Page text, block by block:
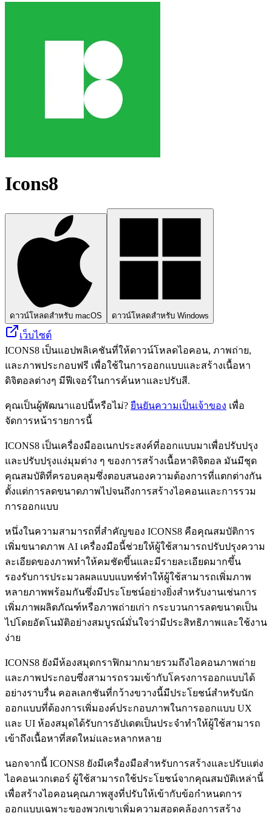
Icons8
ดาวน์โหลดสำหรับ macOS ดาวน์โหลดสำหรับ Windows
เว็บไซต์
ICONS8 เป็นแอปพลิเคชันที่ให้ดาวน์โหลดไอคอน, ภาพถ่าย,
และภาพประกอบฟรี เพื่อใช้ในการออกแบบและสร้างเนื้อหา
ดิจิตอลต่างๆ มีฟีเจอร์ในการค้นหาและปรับสี.
คุณเป็นผู้พัฒนาแอปนี้หรือไม่? ยืนยันความเป็นเจ้าของ เพื่อ
จัดการหน้ารายการนี้
ICONS8 เป็นเครื่องมืออเนกประสงค์ที่ออกแบบมาเพื่อปรับปรุง
และปรับปรุงแง่มุมต่าง ๆ ของการสร้างเนื้อหาดิจิตอล มันมีชุด
คุณสมบัติที่ครอบคลุมซึ่งตอบสนองความต้องการที่แตกต่างกัน
ตั้งแต่การลดขนาดภาพไปจนถึงการสร้างไอคอนและการรวม
การออกแบบ
หนึ่งในความสามารถที่สำคัญของ ICONS8 คือคุณสมบัติการ
เพิ่มขนาดภาพ AI เครื่องมือนี้ช่วยให้ผู้ใช้สามารถปรับปรุงความ
ละเอียดของภาพทำให้คมชัดขึ้นและมีรายละเอียดมากขึ้น
รองรับการประมวลผลแบบแบทช์ทำให้ผู้ใช้สามารถเพิ่มภาพ
หลายภาพพร้อมกันซึ่งมีประโยชน์อย่างยิ่งสำหรับงานเช่นการ
เพิ่มภาพผลิตภัณฑ์หรือภาพถ่ายเก่า กระบวนการลดขนาดเป็น
ไปโดยอัตโนมัติอย่างสมบูรณ์มั่นใจว่ามีประสิทธิภาพและใช้งาน
ง่าย
ICONS8 ยังมีห้องสมุดกราฟิกมากมายรวมถึงไอคอนภาพถ่าย
และภาพประกอบซึ่งสามารถรวมเข้ากับโครงการออกแบบได้
อย่างราบรื่น คอลเลกชันที่กว้างขวางนี้มีประโยชน์สำหรับนัก
ออกแบบที่ต้องการเพิ่มองค์ประกอบภาพในการออกแบบ UX
และ UI ห้องสมุดได้รับการอัปเดตเป็นประจำทำให้ผู้ใช้สามารถ
เข้าถึงเนื้อหาที่สดใหม่และหลากหลาย
นอกจากนี้ ICONS8 ยังมีเครื่องมือสำหรับการสร้างและปรับแต่ง
ไอคอนเวกเตอร์ ผู้ใช้สามารถใช้ประโยชน์จากคุณสมบัติเหล่านี้
เพื่อสร้างไอคอนคุณภาพสูงที่ปรับให้เข้ากับข้อกำหนดการ
ออกแบบเฉพาะของพวกเขาเพิ่มความสอดคล้องการสร้าง